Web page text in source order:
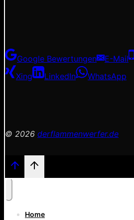
Google Bewertungen E-Mail
Xing
LinkedIn WhatsApp
© 2026 derflammenwerfer.de
Home